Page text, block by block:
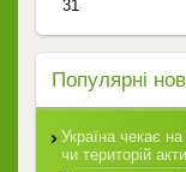
31
Популярні
Україна чекає
чи територій